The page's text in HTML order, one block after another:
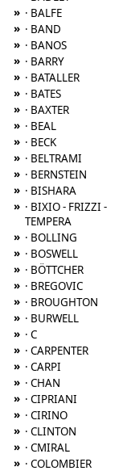
» · BALFE
» · BAND
» · BANOS
» · BARRY
» · BATALLER
» · BATES
» · BAXTER
» · BEAL
» · BECK
» · BELTRAMI
» · BERNSTEIN
» · BISHARA
» · BIXIO - FRIZZI -
TEMPERA
» · BOLLING
» · BOSWELL
» · BÖTTCHER
» · BREGOVIC
» · BROUGHTON
» · BURWELL
» · C
» · CARPENTER
» · CARPI
» · CHAN
» · CIPRIANI
» · CIRINO
» · CLINTON
» · CMIRAL
» · COLOMBIER